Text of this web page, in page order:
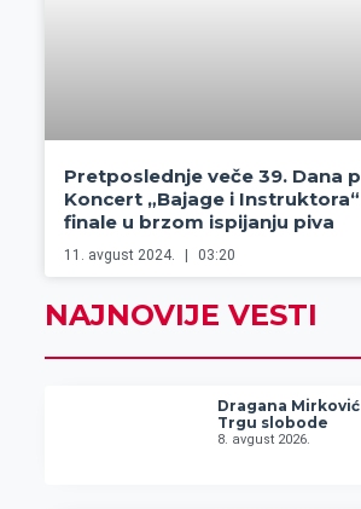
Pretposlednje veče 39. Dana
Koncert „Bajage i
finale u brzom ispijanju piva
11. avgust 2024. 03:20
NAJNOVIJE VESTI
Dragana
Trgu slobode
8. avgust 2026.